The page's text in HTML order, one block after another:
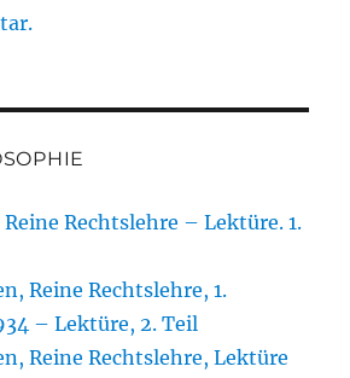
Rechtslehre – Lektüre. 1.
Reine Rechtslehre, 1.
– Lektüre, 2. Teil
Reine Rechtslehre, Lektüre